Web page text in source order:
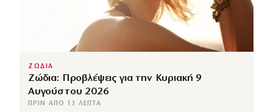
ΖΩΔΙΑ
Ζώδια: Προβλέψεις για την Κυριακή 9
Αυγούστου 2026
ΠΡΙΝ ΑΠΌ 13 ΛΕΠΤΆ